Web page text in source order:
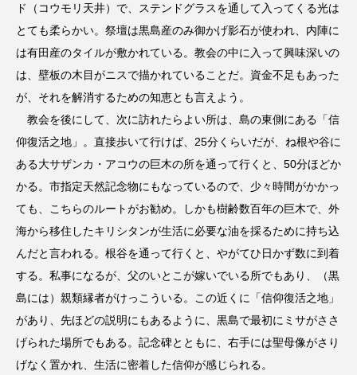
ド（コウモリ天井）で、ステンドグラスを通して入ってくる光は
とても柔らかい。祭壇は黒島産のみ御かげ影石が使われ、内陣に
は有田産のタイルが敷かれている。教会の中に入って興味深いの
は、壁板の木目がニスで描かれていることだ。資金不足もあった
が、それを解消するための知恵とも言えよう。
教会を後にして、次に訪れたらよい所は、島の東側にある「信
仰復活之地」。直接歩いて行けば、25分くらいだが、ね根や谷に
ある大サザンカ・アコウの巨木の所を通って行くと、50分ほどか
かる。市指定天然記念物にもなっているので、少々時間がかかっ
ても、こちらのルートがお勧め。しかも樹齢数百年の巨木で、外
海から移住したキリシタンが生活に必要な油を採るために持ち込
んだと言われる。根谷を通って行くと、やがてひ日かず数に到着
する。私事になるが、父のいとこが嫁いでいる所でもあり、（黒
島には）親類縁者がけっこういる。この近くに「信仰復活之地」
があり、先ほどの説明にもあるように、黒島で最初にミサがささ
げられた場所でもある。記念碑とともに、右手には聖母像がさり
げなく置かれ、生活に密着した信仰が感じられる。